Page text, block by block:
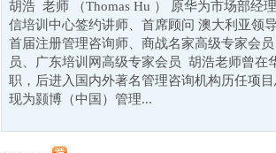
胡浩 老师 （Thomas Hu ） 原华为市场部经
信培训中心签约讲师、首席顾问 澳大利亚领
首届注册管理咨询师、商战名家高级专家会
员、广东培训网高级专家会员 胡浩老师曾在
职，后进入国内外著名管理咨询机构历任项
现为颢博（中国）管理...